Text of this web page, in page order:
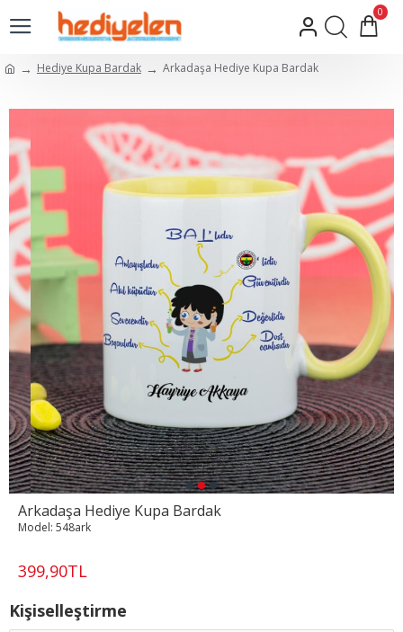
0
Hediye Kupa Bardak Arkadaşa Hediye Kupa Bardak
Arkadaşa Hediye Kupa Bardak
399,90TL
Model: 548ark
Kişiselleştirme